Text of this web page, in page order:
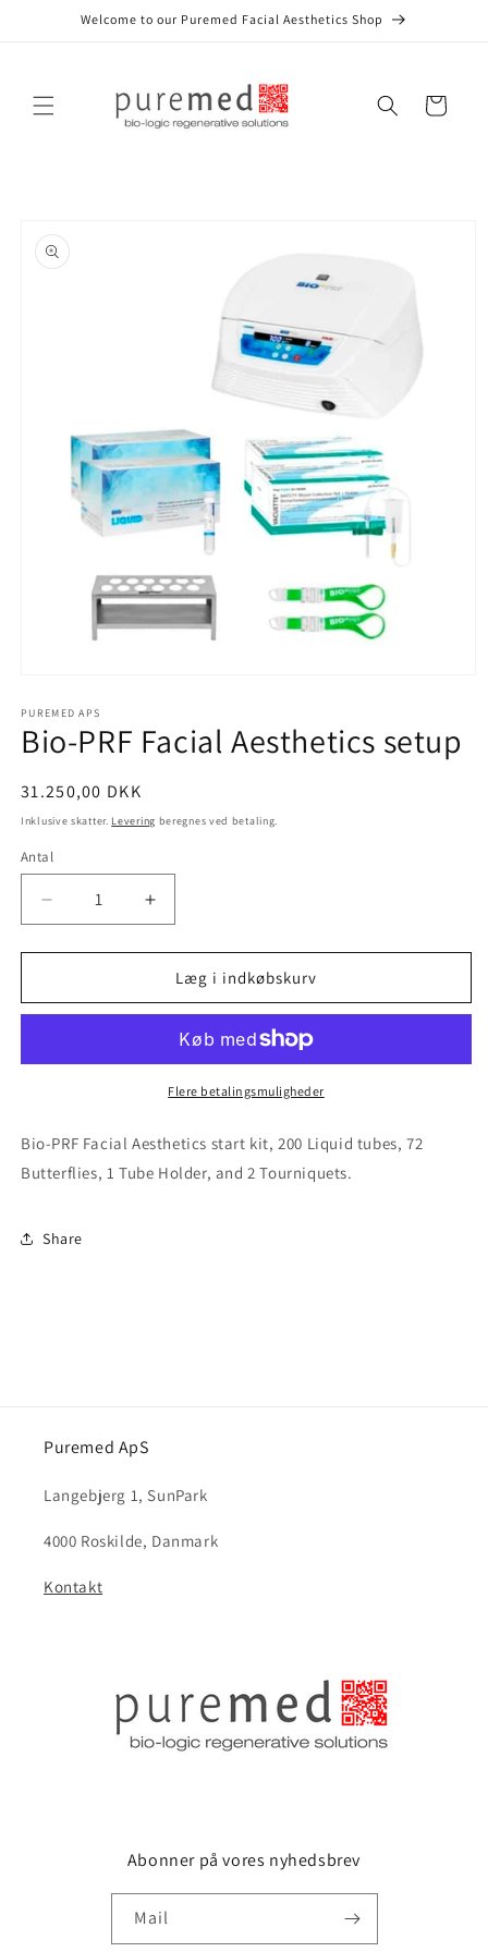
Welcome to our Puremed Facial Aesthetics Shop
Indkøbskurv
1
i
modus
PUREMED APS
Bio-PRF Facial Aesthetics setup
Normalpris
31.250,00 DKK
Inklusive skatter. Levering beregnes ved betaling.
Antal
Reducer
antallet
for
PRF
setup
Øg
antallet
for
Bio-
PRF
Aesthetics
setup
Læg i indkøbskurv
Flere betalingsmuligheder
Bio-PRF Facial Aesthetics start kit, 200 Liquid tubes, 72
Butterflies, 1 Tube Holder, and 2 Tourniquets.
Share
Puremed ApS
Langebjerg 1, SunPark
4000 Roskilde, Danmark
Kontakt
Abonner på vores nyhedsbrev
Mail